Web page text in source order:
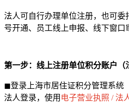
法人可自行办理单位注册，也可
号开通、员工线上申报、线下窗口
第一步：线上注册单位积分账户（
◼登录上海市居住证积分管理系统
法人登录，使用 电子营业执照 / 法